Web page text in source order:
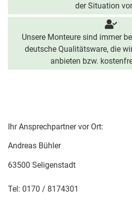
der Situation
Unsere Monteure sind immer
deutsche Qualitätsware, die
anbieten bzw.
Ihr Ansprechpartner vor Ort:
Andreas Bühler
63500 Seligenstadt
Tel: 0170 / 8174301